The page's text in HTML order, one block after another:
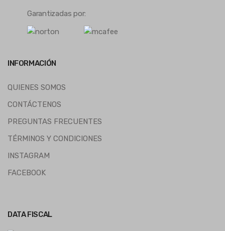
Garantizadas por:
INFORMACIÓN
QUIENES SOMOS
CONTÁCTENOS
PREGUNTAS FRECUENTES
TÉRMINOS Y CONDICIONES
INSTAGRAM
FACEBOOK
DATA FISCAL